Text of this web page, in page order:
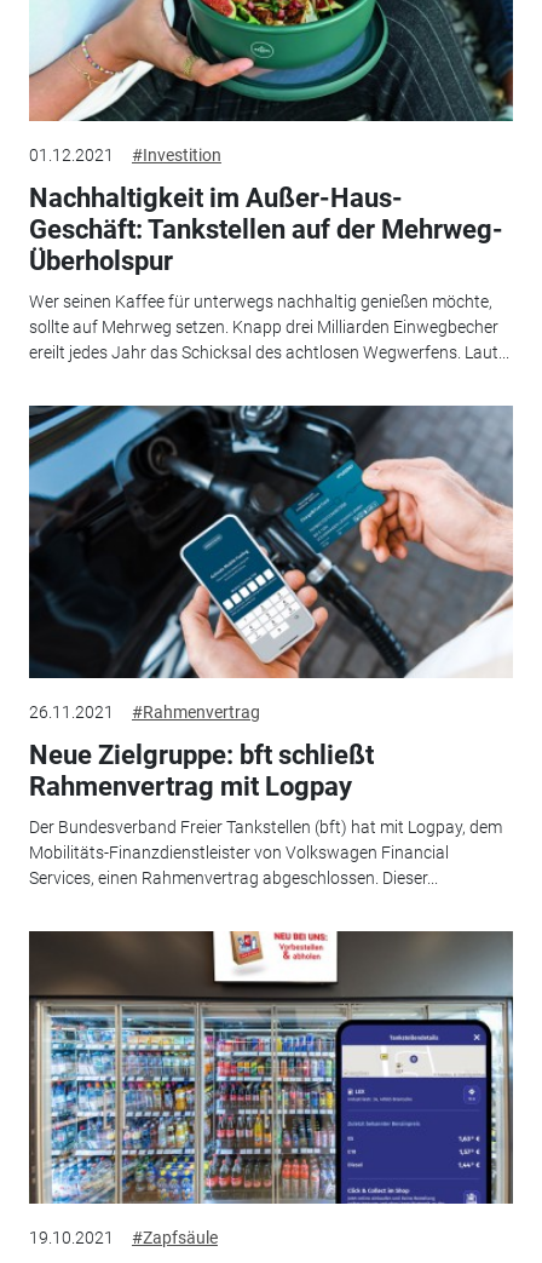
01.12.2021 #Investition
Nachhaltigkeit im Außer-Haus-
Geschäft: Tankstellen auf der Mehrweg-
Überholspur
Wer seinen Kaffee für unterwegs nachhaltig genießen möchte,
sollte auf Mehrweg setzen. Knapp drei Milliarden Einwegbecher
ereilt jedes Jahr das Schicksal des achtlosen Wegwerfens. Laut...
26.11.2021 #Rahmenvertrag
Neue Zielgruppe: bft schließt
Rahmenvertrag mit Logpay
Der Bundesverband Freier Tankstellen (bft) hat mit Logpay, dem
Mobilitäts-Finanzdienstleister von Volkswagen Financial
Services, einen Rahmenvertrag abgeschlossen. Dieser...
19.10.2021 #Zapfsäule